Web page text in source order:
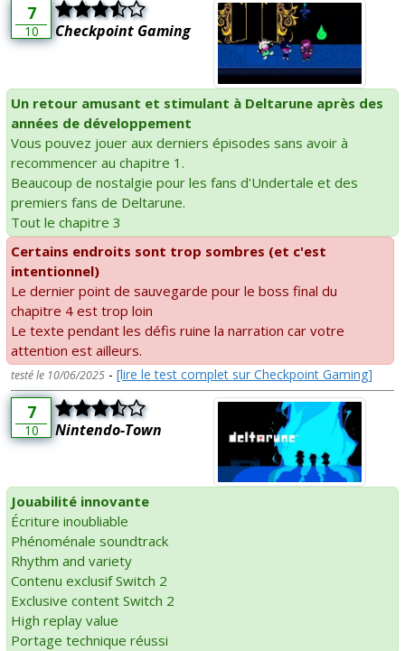
7
10 Checkpoint Gaming
Un retour amusant et stimulant à Deltarune après des
années de développement
Vous pouvez jouer aux derniers épisodes sans avoir à
recommencer au chapitre 1.
Beaucoup de nostalgie pour les fans d'Undertale et des
premiers fans de Deltarune.
Tout le chapitre 3
Certains endroits sont trop sombres (et c'est
intentionnel)
Le dernier point de sauvegarde pour le boss final du
chapitre 4 est trop loin
Le texte pendant les défis ruine la narration car votre
attention est ailleurs.
testé le 10/06/2025 - [lire le test complet sur Checkpoint Gaming]
7
10 Nintendo-Town
Jouabilité innovante
Écriture inoubliable
Phénoménale soundtrack
Rhythm and variety
Contenu exclusif Switch 2
Exclusive content Switch 2
High replay value
Portage technique réussi